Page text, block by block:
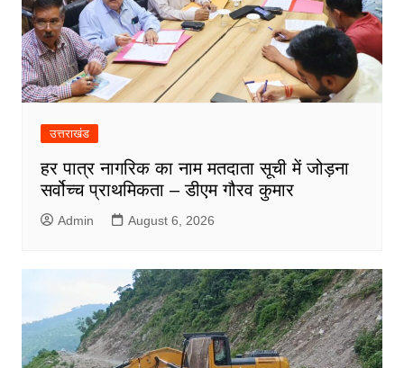
उत्तराखंड
हर पात्र नागरिक का नाम मतदाता सूची में जोड़ना
सर्वोच्च प्राथमिकता – डीएम गौरव कुमार
Admin August 6, 2026